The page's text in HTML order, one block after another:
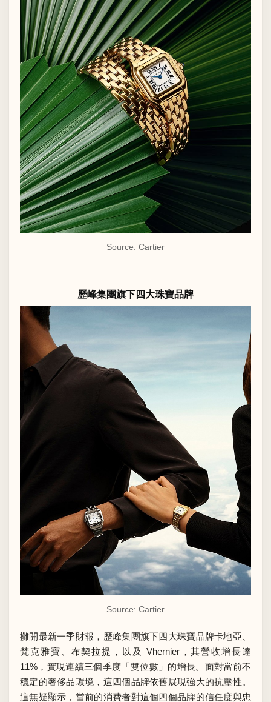
Source: Cartier
歷峰集團旗下四大珠寶品牌
Source: Cartier
攤開最新一季財報，歷峰集團旗下四大珠寶品牌卡地亞、
梵克雅寶、布契拉提，以及 Vhernier，其營收增長達
11%，實現連續三個季度「雙位數」的增長。面對當前不
穩定的奢侈品環境，這四個品牌依舊展現強大的抗壓性。
這無疑顯示，當前的消費者對這個四個品牌的信任度與忠